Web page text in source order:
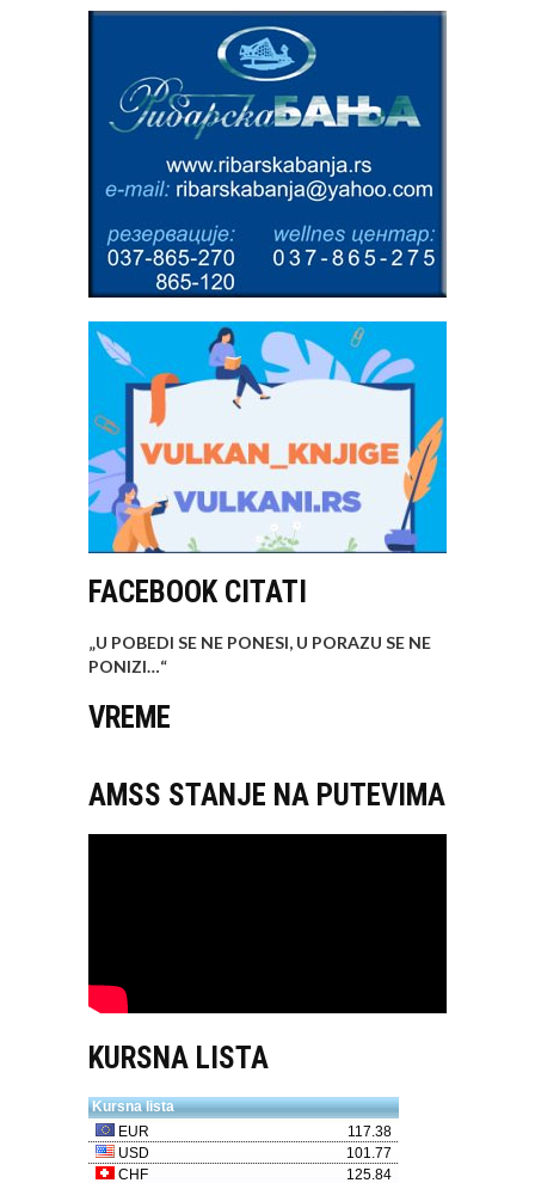
FACEBOOK CITATI
„U POBEDI SE NE PONESI, U PORAZU SE NE
PONIZI…“
VREME
AMSS STANJE NA PUTEVIMA
KURSNA LISTA